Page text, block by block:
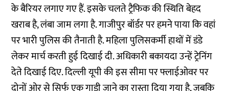
के बैरियर लगाए गए हैं. इसके चलते ट्रैफिक की स्थिति बेहद
खराब है, लंबा जाम लगा है. गाजीपुर बॉर्डर पर हमने पाया कि वहां
पर भारी पुलिस की तैनाती है. महिला पुलिसकर्मी हाथों में डंडे
लेकर मार्च करती हुई दिखाई दी. अधिकारी बकायदा उन्हें ट्रेनिंग
देते दिखाई दिए. दिल्ली यूपी की इस सीमा पर फ्लाईओवर पर